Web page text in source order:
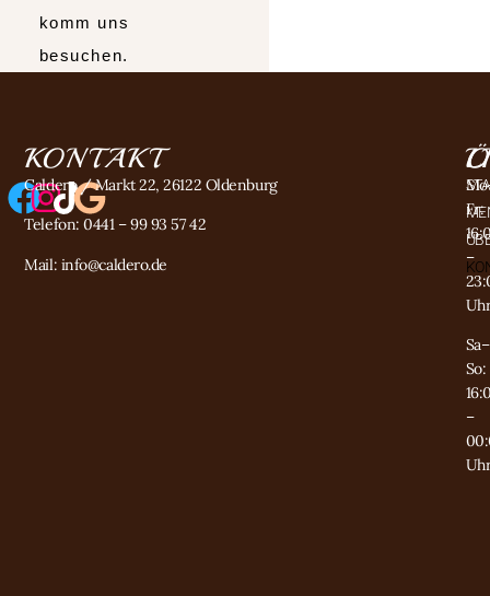
komm uns
besuchen.
KONTAKT
Caldero / Markt 22, 26122 Oldenburg
Telefon:0441 – 99 93 57 42
Mail: info@caldero.de
Fr:
–
Sa–
So:
–